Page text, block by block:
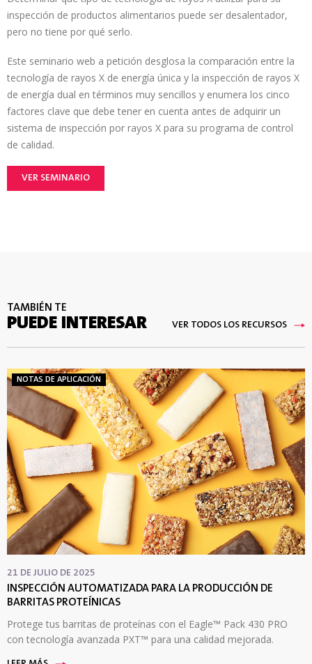
inspección de productos alimentarios puede ser desalentador,
pero no tiene por qué serlo.
Este seminario web a petición desglosa la comparación entre la
tecnología de rayos X de energía única y la inspección de rayos X
de energía dual en términos muy sencillos y enumera los cinco
factores clave que debe tener en cuenta antes de adquirir un
sistema de inspección por rayos X para su programa de control
de calidad.
VER SEMINARIO
TAMBIÉN TE
PUEDE INTERESAR VER TODOS LOS RECURSOS
NOTAS DE APLICACIÓN
21 DE JULIO DE 2025
INSPECCIÓN AUTOMATIZADA PARA LA PRODUCCIÓN DE
BARRITAS PROTEÍNICAS
Protege tus barritas de proteínas con el Eagle™ Pack 430 PRO
con tecnología avanzada PXT™ para una calidad mejorada.